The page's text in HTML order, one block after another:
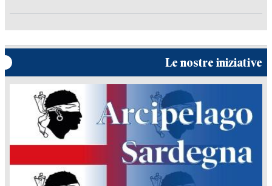
Le nostre iniziative